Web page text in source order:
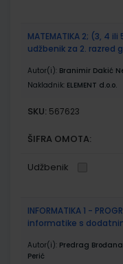
MATEMATIKA 2; (3, 4
udžbenik za 2. razred
Autor(i): Branimir Dakić
Nakladnik: ELEMENT d.o.o.
SKU: 567623
ŠIFRA OMOTA:
Udžbenik
INFORMATIKA 1 -
informatike s
Autor(i): Predrag
Perić